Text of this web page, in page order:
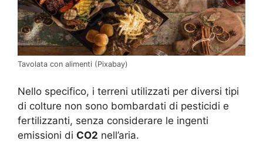
Tavolata con alimenti (Pixabay)
Nello specifico, i terreni utilizzati per diversi tipi
di colture non sono bombardati di pesticidi e
fertilizzanti, senza considerare le ingenti
emissioni di CO2 nell’aria.